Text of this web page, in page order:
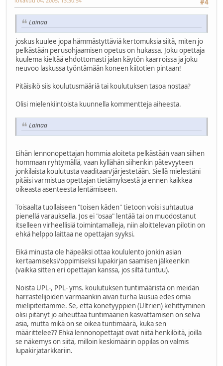
#4
Lainaa
joskus kuulee jopa hämmästyttäviä kertomuksia siitä, miten jo
pelkästään perusohjaamisen opetus on hukassa. Joku opettaja
kuulema kieltää ehdottomasti jalan käytön kaarroissa ja joku
neuvoo laskussa työntämään koneen kiitotien pintaan!
Pitäisikö siis koulutusmääriä tai koulutuksen tasoa nostaa?
Olisi mielenkiintoista kuunnella kommentteja aiheesta.
Lainaa
Eihän lennonopettajan hommia aloiteta pelkästään vaan siihen
hommaan ryhtymällä, vaan kyllähän siihenkin pätevyyteen
jonkilaista koulutusta vaaditaan/järjestetään. Siellä mielestäni
pitäisi varmistua opettajan tietämyksestä ja ennen kaikkea
oikeasta asenteesta lentämiseen.
Toisaalta tuollaiseen "toisen käden" tietoon voisi suhtautua
pienellä varauksella. Jos ei "osaa" lentää tai on muodostanut
itselleen virheellisiä toimintamalleja, niin aloittelevan pilotin on
ehkä helppo laittaa ne opettajan syyksi.
Eikä minusta ole häpeäksi ottaa koululento jonkin asian
kertaamiseksi/oppimiseksi lupakirjan saamisen jälkeenkin
(vaikka sitten eri opettajan kanssa, jos siltä tuntuu).
Noista UPL-, PPL- yms. koulutuksen tuntimääristä on meidän
harrastelijoiden varmaankin aivan turha lausua edes omia
mielipiteitämme. Se, että konetyyppien (Ultrien) kehittyminen
olisi pitänyt jo aiheuttaa tuntimäärien kasvattamisen on selvä
asia, mutta mikä on se oikea tuntimäärä, kuka sen
määrittelee?? Ehkä lennonopettajat ovat niitä henkilöitä, joilla
se näkemys on siitä, milloin keskimäärin oppilas on valmis
lupakirjatarkkariin.